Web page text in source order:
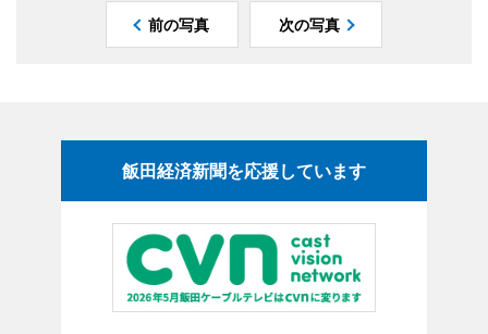
前の写真 次の写真
飯田経済新聞を応援しています